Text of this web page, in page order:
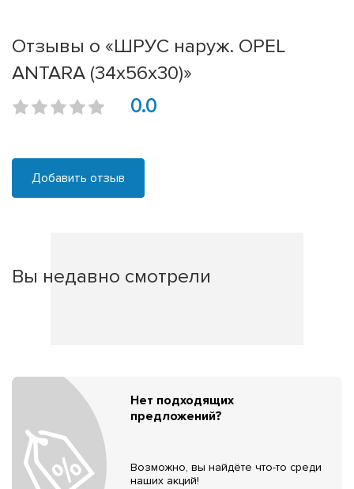
Отзывы о «ШРУС наруж. OPEL
ANTARA (34х56х30)»
0.0
Добавить отзыв
Вы недавно смотрели
Нет подходящих
предложений?
Возможно, вы найдёте что-то среди
наших акций!